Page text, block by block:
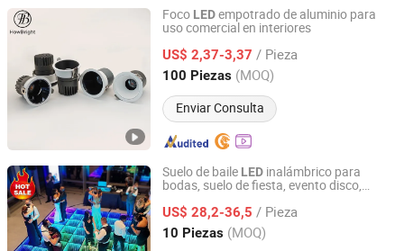
Foco LEDempotrado de aluminio para
uso comercial en interiores
US$ 2,37-3,37 / Pieza
100 Piezas (MOQ)
Enviar Consulta
How Bright Electronics Limited
Guangdong, China Desde 2021
Suelo de baile LED inalámbrico para
bodas, suelo de fiesta, evento disco,
US$ 28,2-36,5 / Pieza
10 Piezas (MOQ)
Mars Stage Lighting & Audio Equipment Co., Ltd.
Guangdong, China Desde 2025